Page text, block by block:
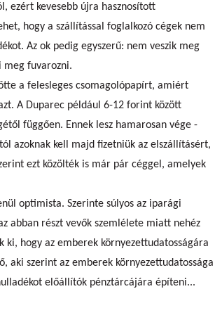
ezért kevesebb újra hasznosított
hogy a szállítással foglalkozó cégek nem
Az ok pedig egyszerű: nem veszik meg
meg fuvarozni.
a felesleges csomagolópapírt, amiért
A Duparec például 6-12 forint között
függően. Ennek lesz hamarosan vége -
azoknak kell majd fizetniük az elszállításért,
ezt közölték is már pár céggel, amelyek
optimista. Szerinte súlyos az iparági
abban részt vevők szemlélete miatt nehéz
hogy az emberek környezettudatosságára
aki szerint az emberek környezettudatossága
előállítók pénztárcájára építeni...